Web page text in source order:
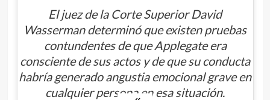
El juez de la Corte Superior David
Wasserman determinó que existen pruebas
contundentes de que Applegate era
consciente de sus actos y de que su conducta
habría generado angustia emocional grave en
cualquier persona en esa situación.